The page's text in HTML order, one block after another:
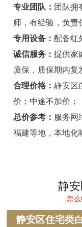
温州白蚁防治
瑞安白蚁防治
乐清白蚁防治
龙港白蚁防治
永嘉白蚁防治
平阳白蚁防治
专业团队： 团队拥
师，有经验，负责
专用设备： 配备红
诚信服务： 提供家
质保，质保期内复
合理价格： 静安区
价；中途不加价；
总价参考： 服务网
福建等地，本地化
静
怎
静安区住宅类